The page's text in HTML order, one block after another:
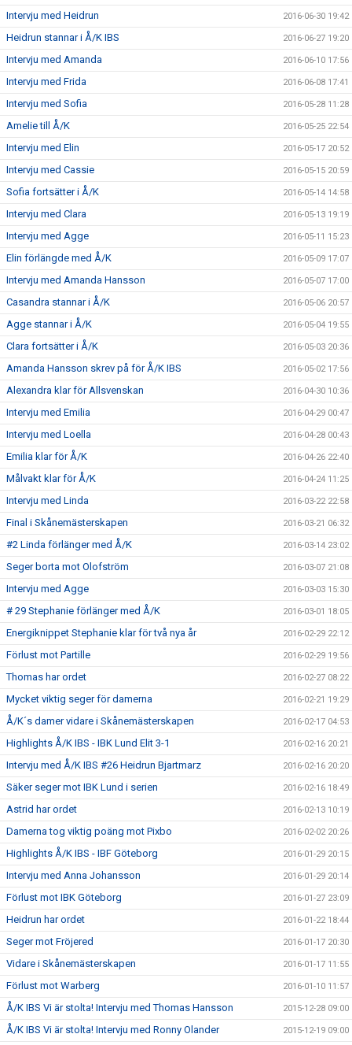
Intervju med Heidrun 2016-06-30 19:42
Heidrun stannar i Å/K IBS 2016-06-27 19:20
Intervju med Amanda 2016-06-10 17:56
Intervju med Frida 2016-06-08 17:41
Intervju med Sofia 2016-05-28 11:28
Amelie till Å/K 2016-05-25 22:54
Intervju med Elin 2016-05-17 20:52
Intervju med Cassie 2016-05-15 20:59
Sofia fortsätter i Å/K 2016-05-14 14:58
Intervju med Clara 2016-05-13 19:19
Intervju med Agge 2016-05-11 15:23
Elin förlängde med Å/K 2016-05-09 17:07
Intervju med Amanda Hansson 2016-05-07 17:00
Casandra stannar i Å/K 2016-05-06 20:57
Agge stannar i Å/K 2016-05-04 19:55
Clara fortsätter i Å/K 2016-05-03 20:36
Amanda Hansson skrev på för Å/K IBS 2016-05-02 17:56
Alexandra klar för Allsvenskan 2016-04-30 10:36
Intervju med Emilia 2016-04-29 00:47
Intervju med Loella 2016-04-28 00:43
Emilia klar för Å/K 2016-04-26 22:40
Målvakt klar för Å/K 2016-04-24 11:25
Intervju med Linda 2016-03-22 22:58
Final i Skånemästerskapen 2016-03-21 06:32
#2 Linda förlänger med Å/K 2016-03-14 23:02
Seger borta mot Olofström 2016-03-07 21:08
Intervju med Agge 2016-03-03 15:30
# 29 Stephanie förlänger med Å/K 2016-03-01 18:05
Energiknippet Stephanie klar för två nya år 2016-02-29 22:12
Förlust mot Partille 2016-02-29 19:56
Thomas har ordet 2016-02-27 08:22
Mycket viktig seger för damerna 2016-02-21 19:29
Å/K´s damer vidare i Skånemästerskapen 2016-02-17 04:53
Highlights Å/K IBS - IBK Lund Elit 3-1 2016-02-16 20:21
Intervju med Å/K IBS #26 Heidrun Bjartmarz 2016-02-16 20:20
Säker seger mot IBK Lund i serien 2016-02-16 18:49
Astrid har ordet 2016-02-13 10:19
Damerna tog viktig poäng mot Pixbo 2016-02-02 20:26
Highlights Å/K IBS - IBF Göteborg 2016-01-29 20:15
Intervju med Anna Johansson 2016-01-29 20:14
Förlust mot IBK Göteborg 2016-01-27 23:09
Heidrun har ordet 2016-01-22 18:44
Seger mot Fröjered 2016-01-17 20:30
Vidare i Skånemästerskapen 2016-01-17 11:55
Förlust mot Warberg 2016-01-10 11:57
Å/K IBS Vi är stolta! Intervju med Thomas Hansson 2015-12-28 09:00
Å/K IBS Vi är stolta! Intervju med Ronny Olander 2015-12-19 09:00